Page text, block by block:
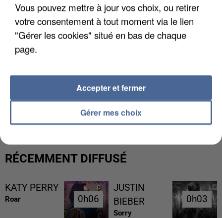
L’UN DES FONDATEURS SUPPOSÉS DE LA DZ
MAFIA INTERPELLÉ EN ALGÉRIE
RÉCEMMENT DIFFUSÉ
KATY PERRY
Roar 0h06
0h06
JUSTIN
BIEBER
Sorry
0h03
0h03
Vous pouvez mettre à jour vos choix, ou retirer
votre consentement à tout moment via le lien
"Gérer les cookies" situé en bas de chaque
page.
Gérer mes choix
Accepter et fermer